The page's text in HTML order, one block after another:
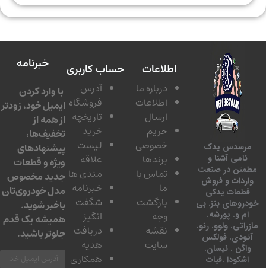
یدک
آشنا و
در صنعت
و فروش
یدکی
بنز. بی
و. پورشه.
ولوو. رنو.
فولکس
. نیسان.
.فیات
اطلاعات
درباره ما
اطلاعات
ارسال
حریم
خصوصی
برندها
تماس با
بازگشت
نقشه
سایت
حساب کاربری
آدرس
فروشگاه
تاریخچه
لیست
مندی ها
خبرنامه
شگفت
دریافت
همکاری
خبرنامه
با وارد کردن
ایمیل خود، زودتر
از همه از
تخفیف‌ها،
پیشنهادهای
ویژه و قطعات
جدید مخصوص
مدل خودروی‌تان
باخبر شوید.
همیشه یک قدم
جلوتر باشید.